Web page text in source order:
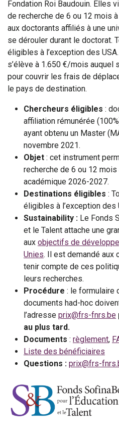
Fondation Roi Baudouin. Elles
de recherche de 6 ou 12 mois
aux doctorants affiliés à une
se dérouler durant le doctorat.
éligibles à l’exception des
s’élève à 1.650 €/mois auquel
pour couvrir les frais de
le pays de destination.
Chercheurs éligibles :
affiliation rémunérée
ayant obtenu un Master
novembre 2021.
Objet : cet instrument
recherche de 6 ou 12 mois
académique 2026-2027.
Destinations éligibles :
éligibles à l’exception des
Sustainability : Le Fonds
et le Talent attache une
aux objectifs de
Unies. Il est demandé aux
tenir compte de ces
leurs recherches.
Procédure : le formulaire
documents had-hoc
l’adresse prix@frs-fnrs.be
au plus tard.
Documents : règlement,
Liste des bénéficiaires
Questions : prix@frs-